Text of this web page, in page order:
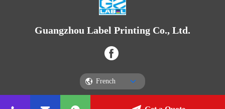
Guangzhou Label Printing Co., Ltd.
French